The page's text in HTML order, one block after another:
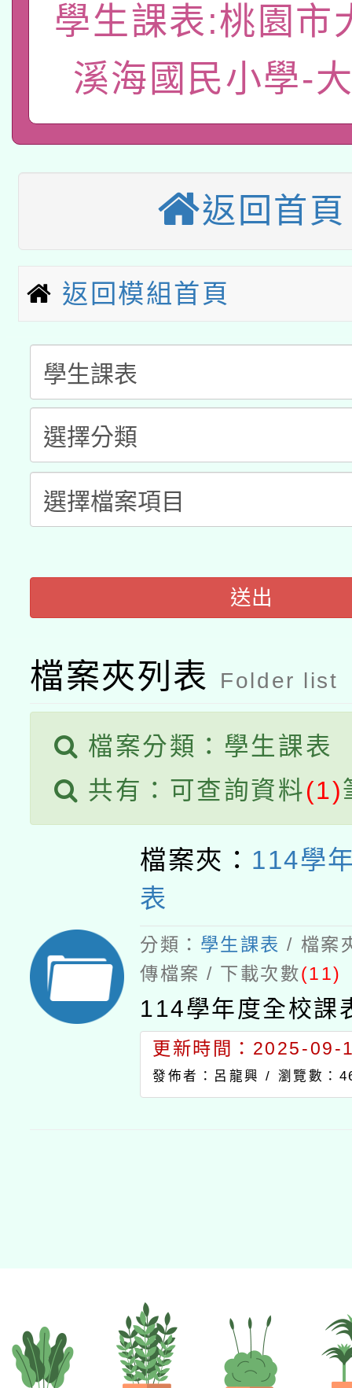
pilot」
有關大陸委員會函釋公
薪期間赴陸應申請許可
轉知經濟部水利署委託
桃園市孔廟祈福系列
開 智慧啟航」
2026年桃園地景藝術
「2026桃園藝術巡演
適應運動共學行動站研
本館辦理115年度閱讀
暨閱讀推動專業研習
科技賦能─人工智慧
礎課程
A3數位素養講師名單
「數位內容與教學軟體
pilot」
有關大陸委員會函釋公
薪期間赴陸應申請許可
轉知經濟部水利署委託
業技術研究院辦理「
115年8月22日(星期六
開 智慧啟航」
「2026桃園藝術巡演
關事宜
學生課表:桃園市
溪海國民小學-
返回首頁
返回模組首頁
送出
檔案夾列表 Folder list
檔案分類：學生課表
共有：可查詢資料(1)
檔案夾： 114學
表
分類： 學生課表 / 檔案
傳檔案 / 下載次數(11)
114學年度全校課
更新時間：2025-09-
發佈者：呂龍興 / 瀏覽數：